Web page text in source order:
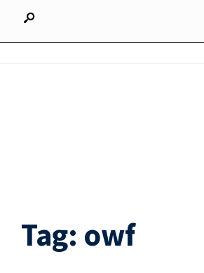
Tag: owf